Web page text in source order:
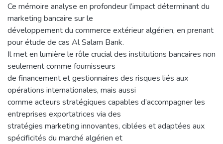
Ce mémoire analyse en profondeur l’impact déterminant du
marketing bancaire sur le
développement du commerce extérieur algérien, en prenant
pour étude de cas Al Salam Bank.
Il met en lumière le rôle crucial des institutions bancaires non
seulement comme fournisseurs
de financement et gestionnaires des risques liés aux
opérations internationales, mais aussi
comme acteurs stratégiques capables d’accompagner les
entreprises exportatrices via des
stratégies marketing innovantes, ciblées et adaptées aux
spécificités du marché algérien et